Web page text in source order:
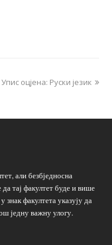
Упис оцјена: Руски језик
али безбједносна
да тај факултет буде и више
факултета указују да
једну важну улогу.